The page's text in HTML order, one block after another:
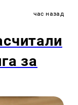
час назад
за